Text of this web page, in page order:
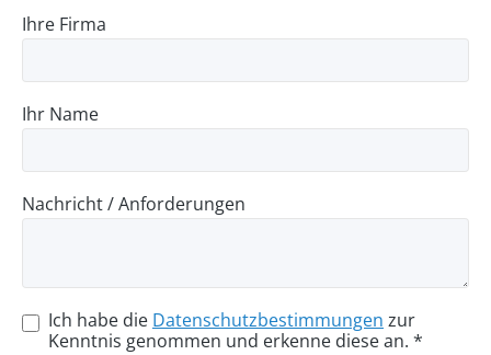
Ihre Firma
Ihr Name
Nachricht / Anforderungen
Ich habe die Datenschutzbestimmungen zur
Kenntnis genommen und erkenne diese an. *